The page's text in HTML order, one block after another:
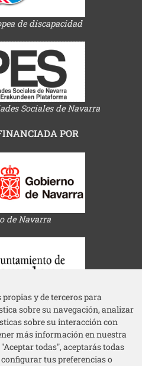
y de terceros para
sobre su navegación, analizar
sobre su interacción con
más información en nuestra
todas", aceptarás todas
tus preferencias o
de discapacidad
Sociales de Navarra
POR
de Navarra
de Pamplona